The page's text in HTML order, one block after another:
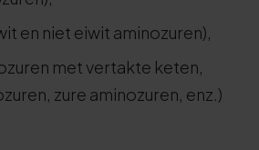
en niet eiwit aminozuren),
met vertakte keten,
zure aminozuren, enz.)